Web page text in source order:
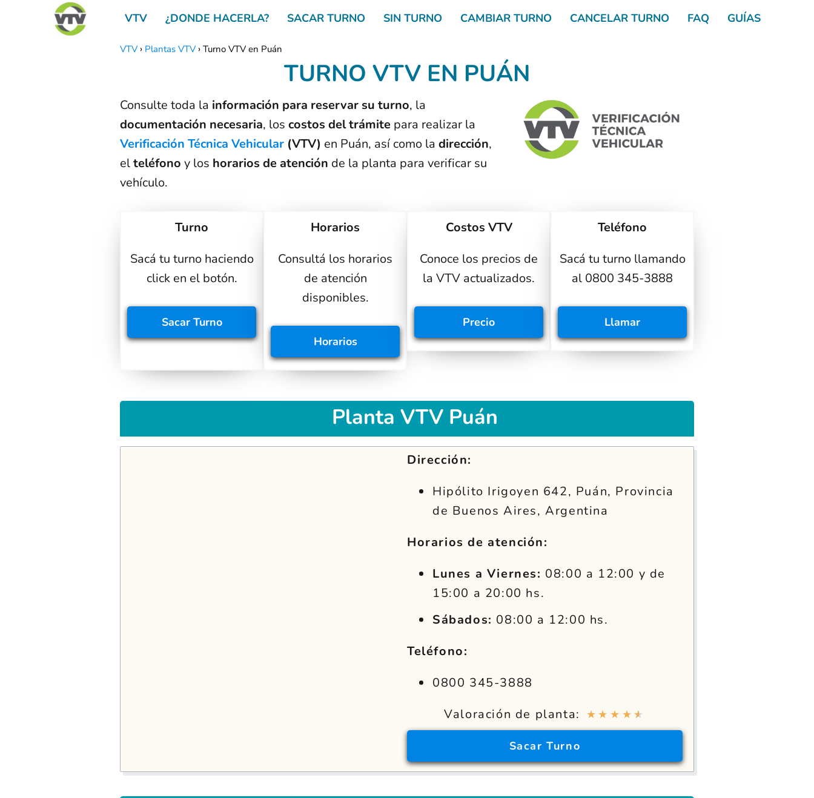
VTV ¿DONDE HACERLA? SACAR TURNO SIN TURNO CAMBIAR TURNO CANCELAR TURNO FAQ GUÍAS
VTV Plantas VTV Turno VTV en Puán
TURNO VTV EN PUÁN
Consulte toda la información para reservar su turno, la
documentación necesaria, los costos del trámite para realizar la
Verificación Técnica Vehicular (VTV) en Puán, así como la dirección,
elteléfono y los horarios de atención de la planta para verificar su
vehículo.
Turno
Sacá tu turno haciendo
click en el botón.
Sacar Turno
Horarios
Consultá los horarios
de atención
disponibles.
Horarios
Costos VTV
Conoce los precios de
la VTV actualizados.
Precio
Teléfono
Sacá tu turno llamando
al 0800 345-3888
Llamar
Planta VTV Puán
Dirección:
Hipólito Irigoyen 642, Puán, Provincia
de Buenos Aires, Argentina
Horarios de atención:
Lunes a Viernes: 08:00 a 12:00 y de
15:00 a 20:00 hs.
Sábados: 08:00 a 12:00 hs.
Teléfono:
0800 345-3888
Valoración de planta: ★ ★ ★ ★ ★
SacarTurno